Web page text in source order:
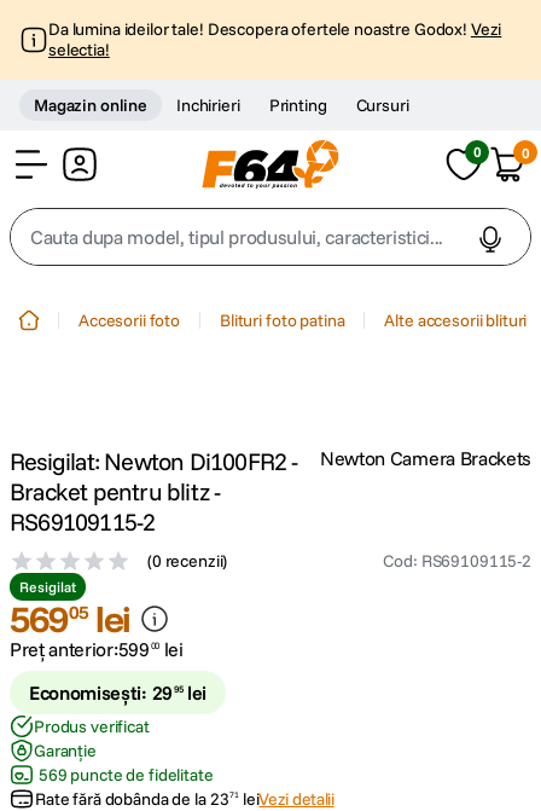
Da lumina ideilor tale! Descopera ofertele noastre Godox! Vezi
selectia!
Magazin online Inchirieri Printing Cursuri
0 0
Cauta dupa model, tipul produsului, caracteristici...
3 trepied telefon
4 . peak design
5.
6. lavaliera
7. card memorie
8. ulanzi
Accesorii foto Blituri foto patina Alte accesorii blituri
Resigilat: Newton Di100FR2 -
Bracket pentru blitz -
RS69109115-2
(0 recenzii) Cod: RS69109115-2
Newton Camera Brackets
Resigilat
56905 lei
Preț anterior:599 00 lei
Economisești: 29 95 lei
Produs verificat
Garanție
569 puncte de fidelitate
Rate fără dobânda de la2371 leiVezi detalii